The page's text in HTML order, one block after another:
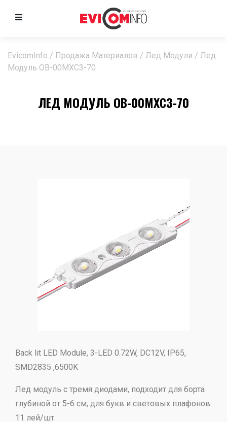
EvicomInfo / Продажа Материалов / Лед Модули / Лед
Модуль OB-00MXC3-70
ЛЕД МОДУЛЬ OB-00MXC3-70
Back lit LED Module, 3-LED 0.72W, DC12V, IP65,
SMD2835 ,6500K
Лед модуль с тремя диодами, подходит для борта
глубиной от 5-6 см, для букв и световых плафонов.
11 лей/шт.